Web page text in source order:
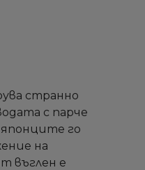
странно
с парче
японците го
на
въглен е